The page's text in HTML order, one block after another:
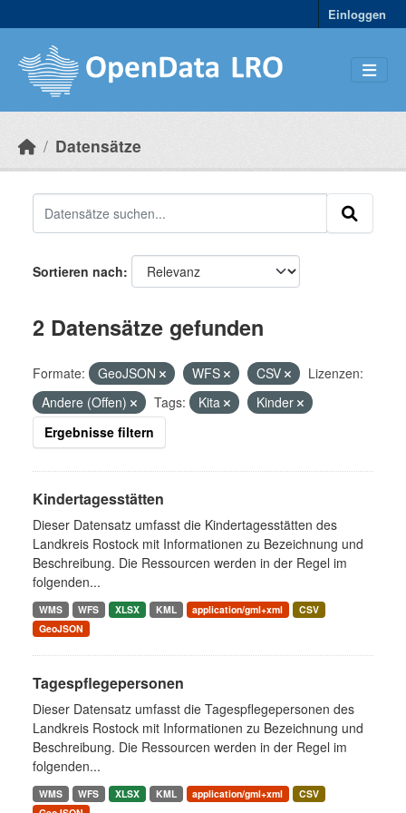
Einloggen
Datensätze
Sortieren nach
2 Datensätze gefunden
Formate: GeoJSON WFS CSV
Lizenzen:
Andere (Offen)
Tags: Kita
Kinder
Ergebnisse filtern
Kindertagesstätten
Dieser Datensatz umfasst die Kindertagesstätten des
Landkreis Rostock mit Informationen zu Bezeichnung und
Beschreibung. Die Ressourcen werden in der Regel im
folgenden...
WMS WFS XLSX KML application/gml+xml
CSV
GeoJSON
Tagespflegepersonen
Dieser Datensatz umfasst die Tagespflegepersonen des
Landkreis Rostock mit Informationen zu Bezeichnung und
Beschreibung. Die Ressourcen werden in der Regel im
folgenden...
WMS WFS XLSX KML application/gml+xml
CSV